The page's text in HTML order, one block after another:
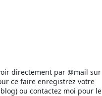
directement par @mail sur
ce faire enregistrez votre
ou contactez moi pour le